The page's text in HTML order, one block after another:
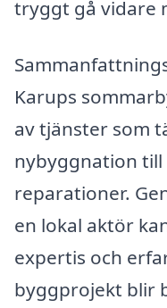
tryggt gå vidare
Karups
av tjänster som
nybyggnation
reparationer.
en lokal aktör
expertis och
byggprojekt blir